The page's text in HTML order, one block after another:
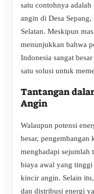
satu contohnya
angin di Desa
Selatan. Meskipun
menunjukkan bahwa
Indonesia sangat
satu solusi untuk
Tantangan
Angin
Walaupun potensi
besar,
menghadapi sejumlah
biaya awal yang
kincir angin. Selain
dan distribusi energi